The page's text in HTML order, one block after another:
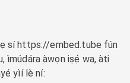
sí https://embed.tube fún
ìmúdára àwọn iṣẹ́ wa, àti
yìí lè ní: